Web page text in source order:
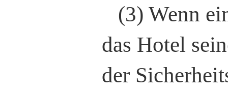
(3) Wenn
das Hotel
der